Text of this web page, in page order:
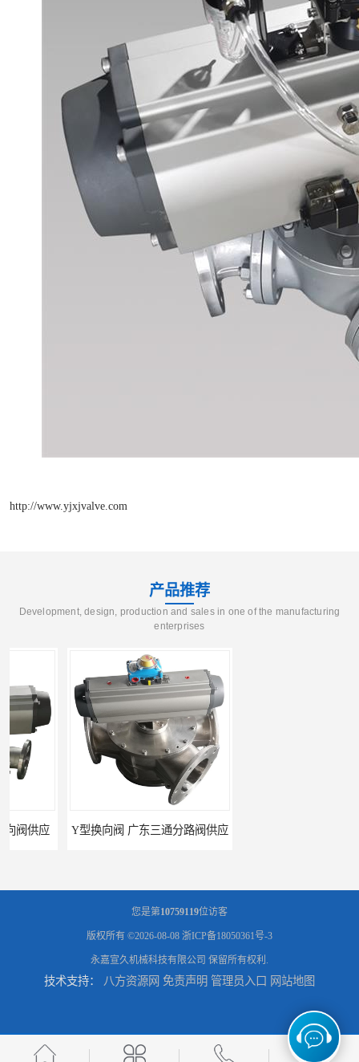
http://www.yjxjvalve.com
产品推荐
Development, design, production and sales in one of the manufacturing
enterprises
Y型换向阀 广东三通分路阀供应 河南换向阀供货商 气动球阀
河北气动球阀厂家 Y型换向阀 广东管路换向器公司 粉体分路阀
您是第10759119位访客
版权所有 ©2026-08-08 浙ICP备18050361号-3
永嘉宣久机械科技有限公司 保留所有权利.
技术支持： 八方资源网 免责声明 管理员入口 网站地图